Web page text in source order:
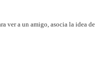
ver a un amigo, asocia la idea de